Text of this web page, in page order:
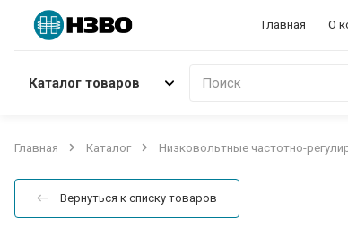
Главная О
Каталог товаров Поиск
Главная Каталог Низковольтные частотно-
Вернуться к списку товаров